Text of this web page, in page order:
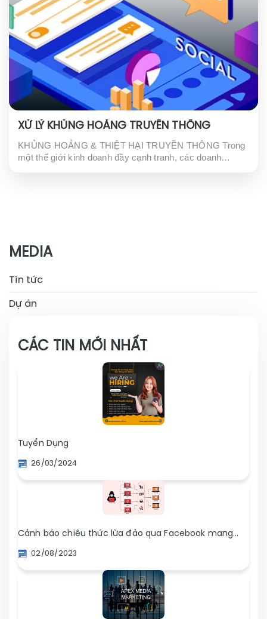
XỬ LÝ KHỦNG HOẢNG TRUYỀN THÔNG
KHỦNG HOẢNG & THIỆT HẠI TRUYỀN THÔNG Trong
một thế giới kinh doanh đầy cạnh tranh, các doanh
MEDIA
Tin tức
Dự án
CÁC TIN MỚI NHẤT
Tuyển Dụng
26/03/2024
Cảnh báo chiêu thức lừa đảo qua Facebook mang
tên Botnet
02/08/2023